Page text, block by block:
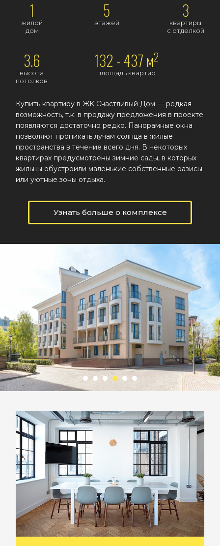
1
жилой
дом
5
этажей
3
квартиры
с отделкой
3.6
высота
потолков
132 - 437 м2
площадь квартир
Купить квартиру в ЖК Счастливый Дом — редкая
возможность, т.к. в продажу предложения в проекте
появляются достаточно редко. Панорамные окна
позволяют проникать лучам солнца в жилые
пространства в течение всего дня. В некоторых
квартирах предусмотрены зимние сады, в которых
жильцы обустроили маленькие собственные оазисы
или уютные зоны отдыха.
Узнать больше о комплексе